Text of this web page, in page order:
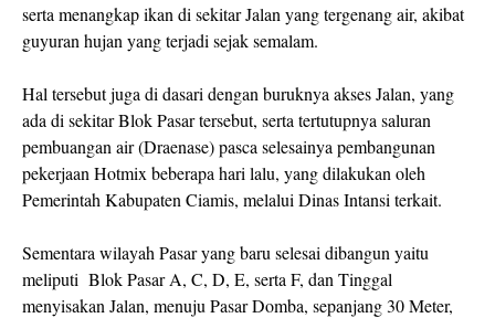
serta menangkap ikan di sekitar Jalan yang tergenang air, akibat
guyuran hujan yang terjadi sejak semalam.
Hal tersebut juga di dasari dengan buruknya akses Jalan, yang
ada di sekitar Blok Pasar tersebut, serta tertutupnya saluran
pembuangan air (Draenase) pasca selesainya pembangunan
pekerjaan Hotmix beberapa hari lalu, yang dilakukan oleh
Pemerintah Kabupaten Ciamis, melalui Dinas Intansi terkait.
Sementara wilayah Pasar yang baru selesai dibangun yaitu
meliputi Blok Pasar A, C, D, E, serta F, dan Tinggal
menyisakan Jalan, menuju Pasar Domba, sepanjang 30 Meter,